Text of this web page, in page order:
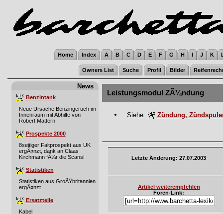
Home Index A B C D E F G H I J K
Owners List Suche Profil Bilder
News
Benzintank
Neue Ursache Benzingeruch im
Innenraum mit Abhilfe von
Robert Mattern
Prospekte 2000
8seitiger Faltprospekt aus UK
ergÃ¤nzt, dank an Claas
Kirchmann fÃ¼r die Scans!
Statistiken
Statistiken aus GroÃŸbritannien
ergÃ¤nzt
Ersatzteile
Kabel
Leistungsmodul ZÃ¼ndung
Siehe Zündung,
Letzte Änderung: 27.07.2003
Artikel weiterempfehlen
Foren-Link: